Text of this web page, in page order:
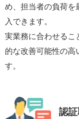
め、担当者の負荷
入できます。
実業務に合わせる
的な改善可能性の高
す。
認